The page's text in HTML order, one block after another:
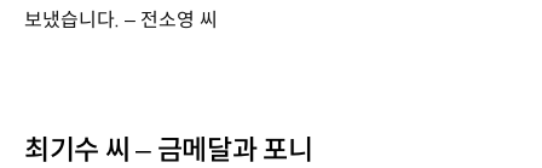
보냈습니다. – 전소영 씨
최기수 씨 – 금메달과 포니